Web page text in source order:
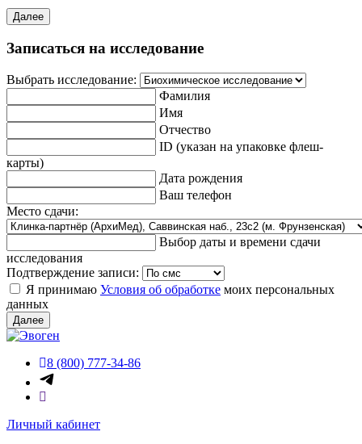
Далее
Записаться на исследование
Выбрать исследование:
Фамилия
Имя
Отчество
ID (указан на упаковке флеш-
карты)
Дата рождения
Ваш телефон
Место сдачи:
Выбор даты и времени сдачи
исследования
Подтверждение записи:
Я принимаю Условия об обработке моих персональных
данных
Далее
8 (800) 777-34-86
Личный кабинет